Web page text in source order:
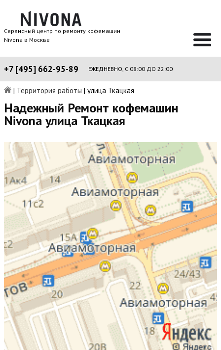
Сервисный центр по ремонту кофемашин
Nivona в Москве
+7 [495] 662-95-89 ЕЖЕДНЕВНО, С 08:00 ДО 22:00
| Территория работы | улица Ткацкая
Надежный Ремонт кофемашин
Nivona улица Ткацкая